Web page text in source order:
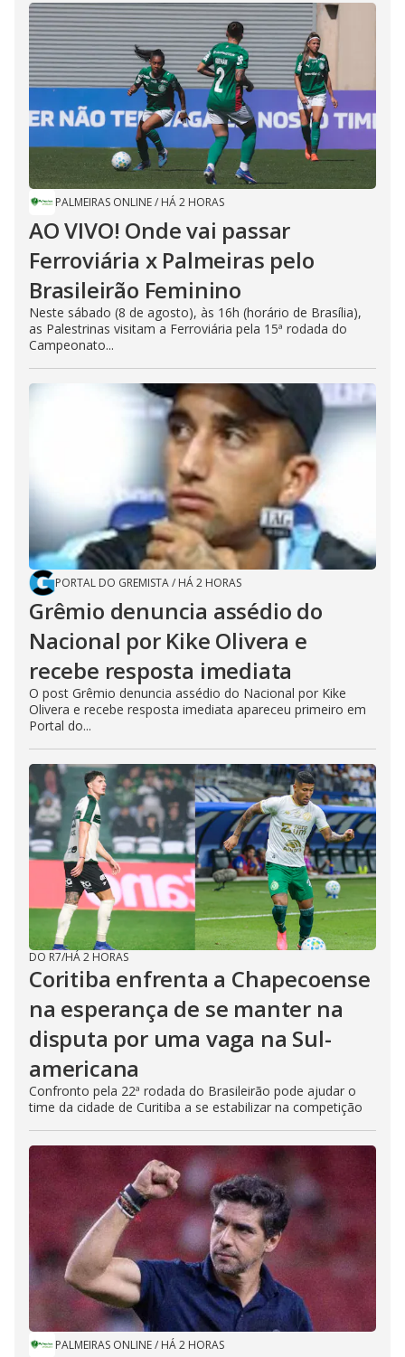
PALMEIRAS ONLINE/ HÁ 2 HORAS
AO VIVO! Onde vai passar
Ferroviária x Palmeiras pelo
Brasileirão Feminino
Neste sábado (8 de agosto), às 16h (horário de Brasília),
as Palestrinas visitam a Ferroviária pela 15ª rodada do
Campeonato...
PORTAL DO GREMISTA/ HÁ 2 HORAS
Grêmio denuncia assédio do
Nacional por Kike Olivera e
recebe resposta imediata
O post Grêmio denuncia assédio do Nacional por Kike
Olivera e recebe resposta imediata apareceu primeiro em
Portal do...
DO R7/HÁ 2 HORAS
Coritiba enfrenta a Chapecoense
na esperança de se manter na
disputa por uma vaga na Sul-
americana
Confronto pela 22ª rodada do Brasileirão pode ajudar o
time da cidade de Curitiba a se estabilizar na competição
PALMEIRAS ONLINE/ HÁ 2 HORAS